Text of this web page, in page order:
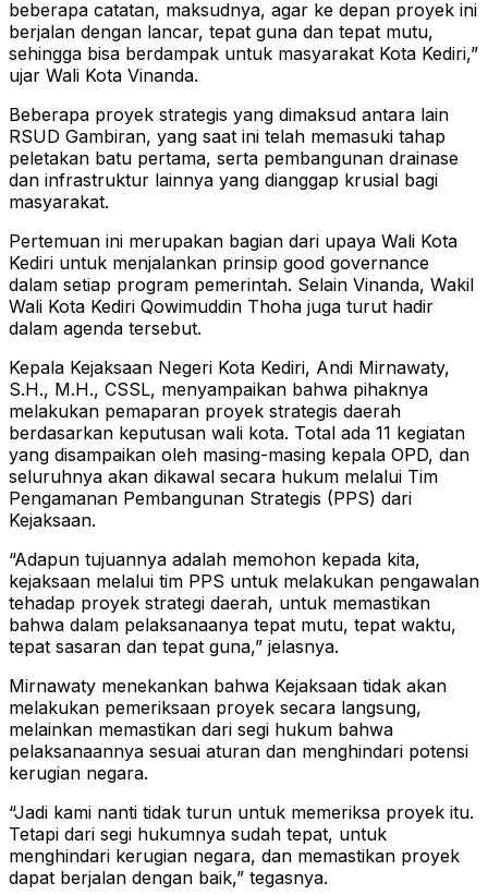
beberapa catatan, maksudnya, agar ke depan proyek ini
berjalan dengan lancar, tepat guna dan tepat mutu,
sehingga bisa berdampak untuk masyarakat Kota Kediri,”
ujar Wali Kota Vinanda.
Beberapa proyek strategis yang dimaksud antara lain
RSUD Gambiran, yang saat ini telah memasuki tahap
peletakan batu pertama, serta pembangunan drainase
dan infrastruktur lainnya yang dianggap krusial bagi
masyarakat.
Pertemuan ini merupakan bagian dari upaya Wali Kota
Kediri untuk menjalankan prinsip good governance
dalam setiap program pemerintah. Selain Vinanda, Wakil
Wali Kota Kediri Qowimuddin Thoha juga turut hadir
dalam agenda tersebut.
Kepala Kejaksaan Negeri Kota Kediri, Andi Mirnawaty,
S.H., M.H., CSSL, menyampaikan bahwa pihaknya
melakukan pemaparan proyek strategis daerah
berdasarkan keputusan wali kota. Total ada 11 kegiatan
yang disampaikan oleh masing-masing kepala OPD, dan
seluruhnya akan dikawal secara hukum melalui Tim
Pengamanan Pembangunan Strategis (PPS) dari
Kejaksaan.
“Adapun tujuannya adalah memohon kepada kita,
kejaksaan melalui tim PPS untuk melakukan pengawalan
tehadap proyek strategi daerah, untuk memastikan
bahwa dalam pelaksanaanya tepat mutu, tepat waktu,
tepat sasaran dan tepat guna,” jelasnya.
Mirnawaty menekankan bahwa Kejaksaan tidak akan
melakukan pemeriksaan proyek secara langsung,
melainkan memastikan dari segi hukum bahwa
pelaksanaannya sesuai aturan dan menghindari potensi
kerugian negara.
“Jadi kami nanti tidak turun untuk memeriksa proyek itu.
Tetapi dari segi hukumnya sudah tepat, untuk
menghindari kerugian negara, dan memastikan proyek
dapat berjalan dengan baik,” tegasnya.